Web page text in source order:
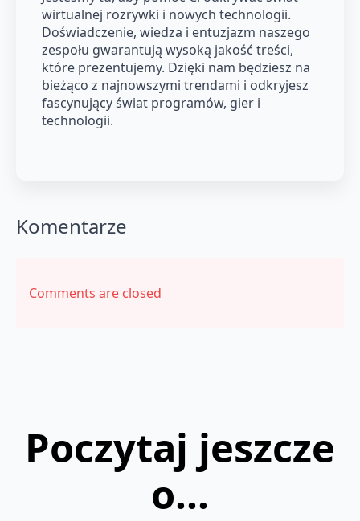
wirtualnej rozrywki i nowych technologii.
Doświadczenie, wiedza i entuzjazm naszego
zespołu gwarantują wysoką jakość treści,
które prezentujemy. Dzięki nam będziesz na
bieżąco z najnowszymi trendami i odkryjesz
fascynujący świat programów, gier i
technologii.
Komentarze
Comments are closed
Poczytaj jeszcze
o...